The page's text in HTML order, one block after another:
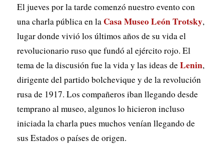
El jueves por la tarde comenzó nuestro evento con
una charla pública en la Casa Museo León Trotsky,
lugar donde vivió los últimos años de su vida el
revolucionario ruso que fundó al ejército rojo. El
tema de la discusión fue la vida y las ideas deLenin,
dirigente del partido bolchevique y de la revolución
rusa de 1917. Los compañeros iban llegando desde
temprano al museo, algunos lo hicieron incluso
iniciada la charla pues muchos venían llegando de
sus Estados o países de origen.